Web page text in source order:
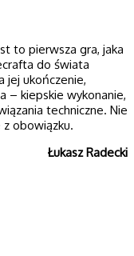
to pierwsza gra, jaka
do świata
jej ukończenie,
– kiepskie wykonanie,
techniczne. Nie
obowiązku.
Łukasz Radecki